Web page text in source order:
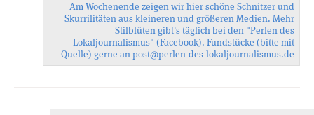
Am Wochenende zeigen wir hier schöne Schnitzer und
Skurrilitäten aus kleineren und größeren Medien. Mehr
Stilblüten gibt's täglich bei den "Perlen des
Lokaljournalismus" (Facebook). Fundstücke (bitte mit
Quelle) gerne anpost@perlen-des-lokaljournalismus.de